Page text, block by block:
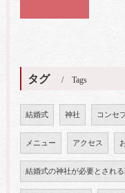
タグ Tags
結婚式 神社 コンセ
メニュー アクセス
結婚式の神社が必要とされる